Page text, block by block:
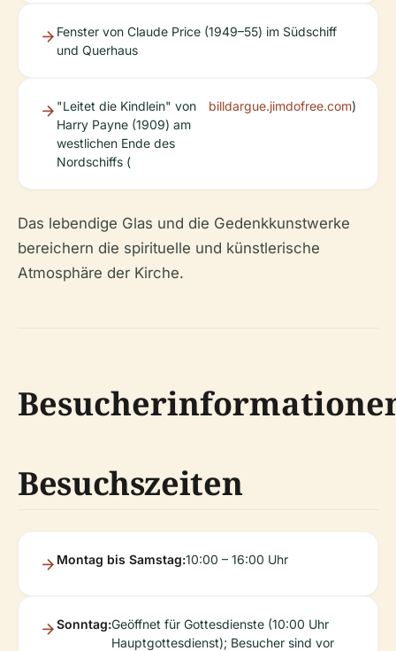
Fenster von Claude Price (1949–55) im Südschiff
und Querhaus
"Leitet die Kindlein" von
Harry Payne (1909) am
westlichen Ende des
Nordschiffs (
billdargue.jimdofree.com)
Das lebendige Glas und die Gedenkkunstwerke
bereichern die spirituelle und künstlerische
Atmosphäre der Kirche.
Besuchszeiten
Montag bis Samstag:10:00 – 16:00 Uhr
Sonntag:Geöffnet für Gottesdienste (10:00 Uhr
Hauptgottesdienst); Besucher sind vor